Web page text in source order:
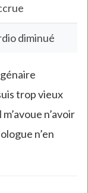
diminué
trop vieux
n’avoir
n’en